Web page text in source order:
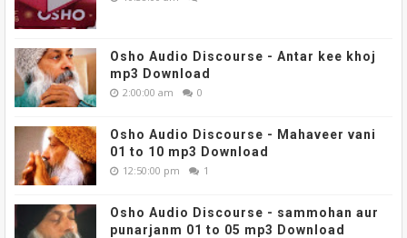
Osho Audio Discourse - Antar kee khoj
mp3 Download
2:00:00 am 0
Osho Audio Discourse - Mahaveer vani
01 to 10 mp3 Download
12:50:00 pm 1
Osho Audio Discourse - sammohan aur
punarjanm 01 to 05 mp3 Download